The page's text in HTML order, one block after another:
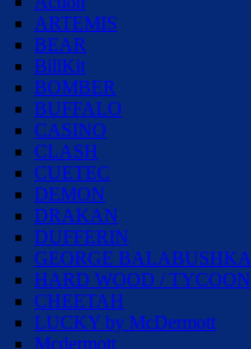
ARTEMIS
BEAR
BillKit
BOMBER
BUFFALO
CASINO
CLASH
CUETEC
DEMON
DRAKAN
DUFFERIN
GEORGE BALABUSHKA
HARD WOOD / TYCOON
CHEETAH
LUCKY by McDermott
Mcdermott